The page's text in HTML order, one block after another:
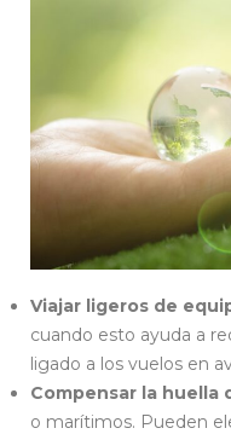
Viajar ligeros de
cuando esto ayuda a
ligado a los vuelos en
Compensar la huella
o marítimos. Pueden